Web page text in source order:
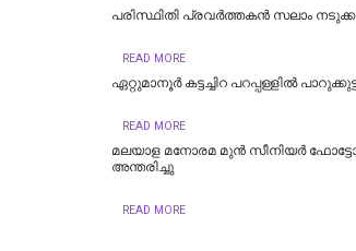
പരിസ്ഥിതി പ്രവർത്തകൻ സലാം
READ MORE
ഏറ്റുമാനൂർ കട്ടച്ചിറ പറപ്പള്ളിൽ
READ MORE
മലയാള മനോരമ മുൻ സീനിയർ
അന്തരിച്ചു
READ MORE